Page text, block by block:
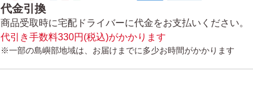
代金引換
商品受取時に宅配ドライバーに代金をお支払いください。
代引き手数料330円(税込)がかかります
※一部の島嶼部地域は、お届けまでに多少お時間がかかります